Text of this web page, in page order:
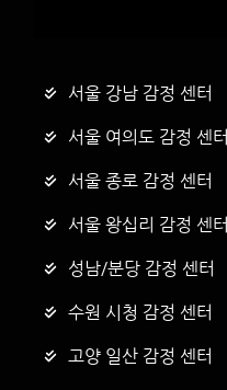
서울 강남 감정 센터
서울 여의도 감정 센터
서울 종로 감정 센터
서울 왕십리 감정 센터
성남/분당 감정 센터
수원 시청 감정 센터
고양 일산 감정 센터